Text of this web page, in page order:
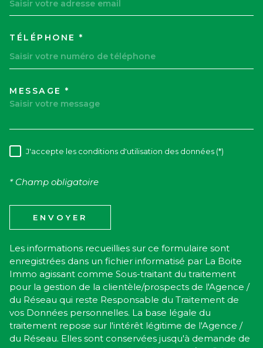
TÉLÉPHONE *
MESSAGE *
RÈGLEMENTATION
J'accepte les conditions d'utilisation des données (*)
* Champ obligatoire
ENVOYER
Les informations recueillies sur ce formulaire sont
enregistrées dans un fichier informatisé par La Boite
Immo agissant comme Sous-traitant du traitement
pour la gestion de la clientèle/prospects de l'Agence /
du Réseau qui reste Responsable du Traitement de
vos Données personnelles. La base légale du
traitement repose sur l'intérêt légitime de l'Agence /
du Réseau. Elles sont conservées jusqu'à demande de